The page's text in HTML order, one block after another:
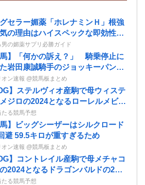
セラー媚薬「ホレナミンＨ」根強
の理由はハイスペックな即効性と
！
男の媚薬サプリ必勝ガイド
馬】「何かの訴え？」 騎乗停止に
岩田康誠騎手のジョッキーパンツ
騎手が着用
オン速報 @競馬板まとめ
】ステルヴィオ産駒で母ウィステ
ジロの2024となるローレルメビウ
歳情報
る競馬予想
馬】ビッグシーザーはシルクロード
避 59.5キロが重すぎるため
オン速報 @競馬板まとめ
】コントレイル産駒で母メチャコ
2024となるドラゴンバルドの2歳
る競馬予想